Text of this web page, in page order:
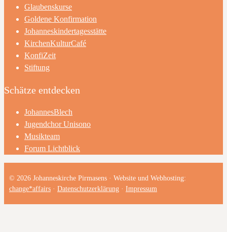
Glaubenskurse
Goldene Konfirmation
Johanneskindertagesstätte
KirchenKulturCafé
KonfiZeit
Stiftung
Schätze entdecken
JohannesBlech
Jugendchor Unisono
Musikteam
Forum Lichtblick
© 2026 Johanneskirche Pirmasens · Website und Webhosting:
change*affairs · Datenschutzerklärung · Impressum